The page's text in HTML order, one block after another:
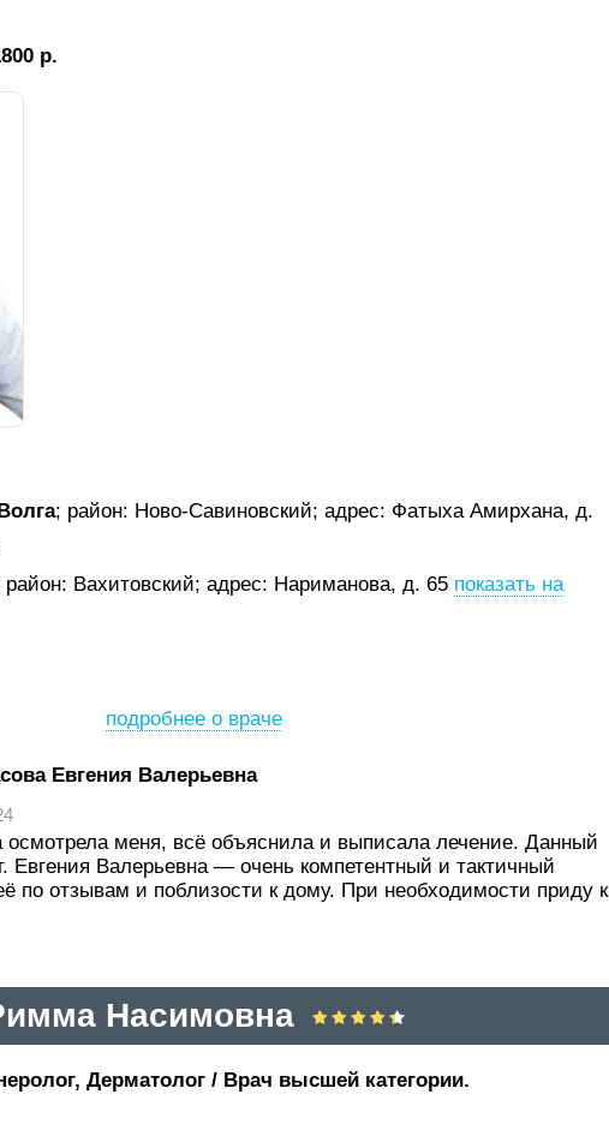
р.
; район: Ново-Савиновский; адрес: Фатыха Амирхана, д.
район: Вахитовский; адрес: Нариманова, д. 65 показать на
подробнее о враче
Евгения Валерьевна
осмотрела меня, всё объяснила и выписала лечение. Данный
Евгения Валерьевна — очень компетентный и тактичный
по отзывам и поблизости к дому. При необходимости приду к
Насимовна
Дерматолог / Врач высшей категории.